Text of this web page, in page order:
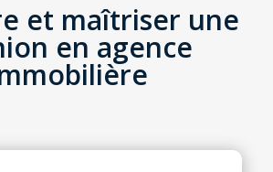
et maîtriser une
en agence